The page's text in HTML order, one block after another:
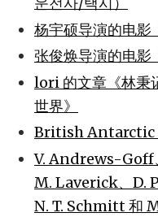
杨宇硕导演的电影
张俊焕导演的电影
lori 的文章《林秉
世界》
British Antarctic
V. Andrews-Goff
M. Laverick、D.
N. T. Schmitt 和